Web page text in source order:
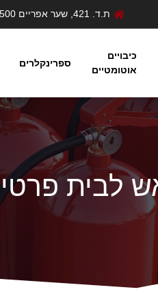
ת.ד. 421, שער אפריים 4283500 , ישראל
כיבויים
אוטומטיים
ספרינקלרים
אש לבית פרטי